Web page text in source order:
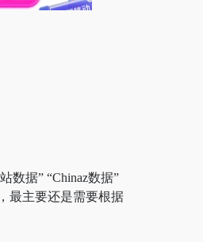
数据” “Chinaz数据”
最主要还是需要根据